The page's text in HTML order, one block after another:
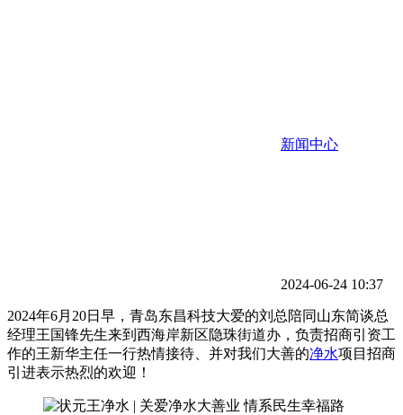
新闻中心
2024-06-24 10:37
2024年6月20日早，青岛东昌科技大爱的刘总陪同山东简谈总
经理王国锋先生来到西海岸新区隐珠街道办，负责招商引资工
作的王新华主任一行热情接待、并对我们大善的净水项目招商
引进表示热烈的欢迎！